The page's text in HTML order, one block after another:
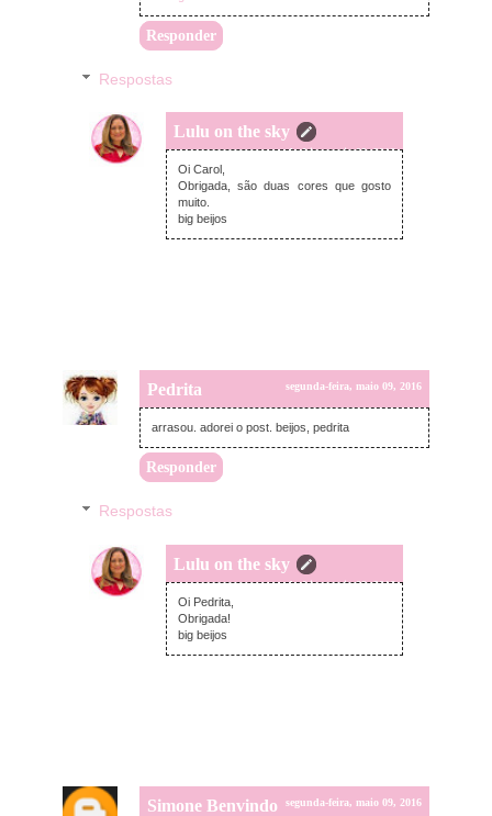
Responder
Respostas
Lulu on the sky
segunda-feira, maio 09, 2016
Oi Carol,
Obrigada, são duas cores que gosto
muito.
big beijos
Pedrita segunda-feira, maio 09, 2016
arrasou. adorei o post. beijos, pedrita
Responder
Respostas
Lulu on the sky
segunda-feira, maio 09, 2016
Oi Pedrita,
Obrigada!
big beijos
Simone Benvindo segunda-feira, maio 09, 2016